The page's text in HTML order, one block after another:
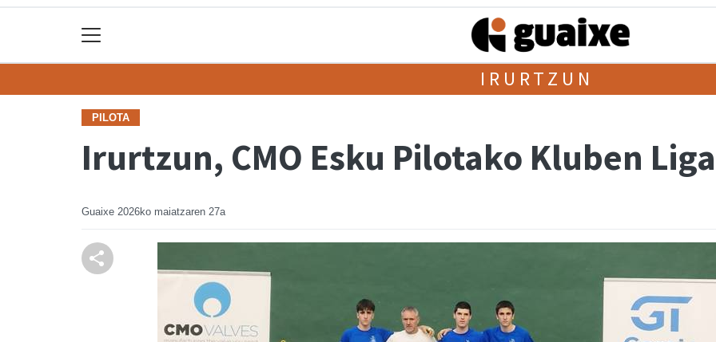
IRURTZUN
PILOTA
Irurtzun, CMO Esku Pilotako Kluben
Guaixe 2026ko maiatzaren 27a